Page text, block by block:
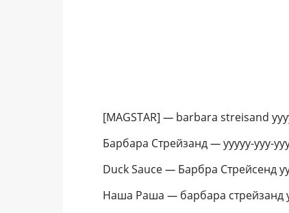
[MAGSTAR] — barbara streisand
Барбара Стрейзанд—ууууу-ууу-
Duck Sauce— Барбра Стрейсенд
Наша Раша — барбара стрейзанд